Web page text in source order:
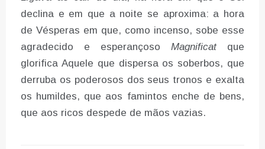
declina e em que a noite se aproxima: a hora
de Vésperas em que, como incenso, sobe esse
agradecido e esperançoso Magnificat que
glorifica Aquele que dispersa os soberbos, que
derruba os poderosos dos seus tronos e exalta
os humildes, que aos famintos enche de bens,
que aos ricos despede de mãos vazias.